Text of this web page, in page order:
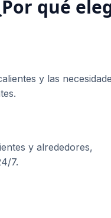
qué
y las
.
y alrededores,
7.